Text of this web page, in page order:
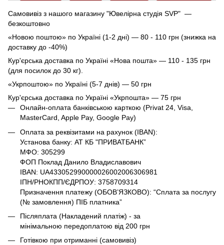
Самовивіз з нашого магазину "Ювелірна студія SVP" —
безкоштовно
«Новою поштою» по Україні (1-2 дні) — 80 - 110 грн (знижка на
доставку до -40%)
Кур'єрська доставка по Україні «Нова пошта» — 110 - 135 грн
(для посилок до 30 кг).
«Укрпоштою» по Україні (5-7 днів) — 50 грн
Кур'єрська доставка по Україні «Укрпошта» — 75 грн
Онлайн-оплата банківською карткою (Privat 24, Visa,
MasterCard, Apple Pay, Google Pay)
Оплата за реквізитами на рахунок (IBAN):
Установа банку: АТ КБ "ПРИВАТБАНК”
МФО: 305299
ФОП Поклад Данило Владиславович
IBAN: UA433052990000026002006306981
ІПН/РНОКПП/ЄДРПОУ: 3758709314
Призначення платежу (ОБОВ’ЯЗКОВО): “Сплата за послугу
(№ замовлення) ПІБ платника”
Післяплата (Накладений платіж) - за
мінімальною передоплатою від 200 грн
Готівкою при отриманні (самовивіз)